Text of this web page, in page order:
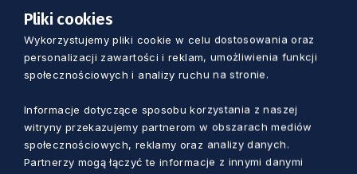
perspektywę historyczną Radosław Paczocha
przygląda się również losowi dzisiejszych
polskich repatriantów, ich zmaganiom z własną
tożsamością rozpiętą w dramatyczny sposób
pomiędzy polską martyrologią a kulturową
rosyjskością, na którą wyrokiem historii zostali
skazani. A opowiadając o repatriantach, autor
przygląda się również polskiemu losowi i zadaje
Pliki cookies
Wykorzystujemy pliki cookie w celu dostosowania oraz
personalizacji zawartości i reklam, umożliwienia funkcji
społecznościowych i analizy ruchu na stronie.
Informacje dotyczące sposobu korzystania z naszej
witryny przekazujemy partnerom w obszarach mediów
społecznościowych, reklamy oraz analizy danych.
Partnerzy mogą łączyć te informacje z innymi danymi